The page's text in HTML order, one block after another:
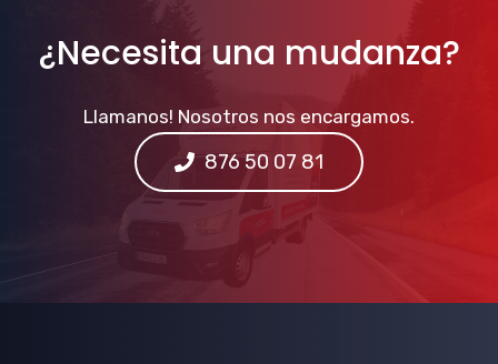
¿Necesita una mudanza?
Llamanos! Nosotros nos encargamos.
876 50 07 81